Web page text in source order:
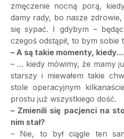
zmęczenie nocną porą,
damy rady, bo nasze
się sypać. I gdybym –
czegoś odstąpił, to bym sobie
– A są takie momenty, kiedy…
– … kiedy mówimy, że mamy
starszy i miewałem takie
stole operacyjnym
prostu już wszystkiego dość.
– Zmienili się pacjenci na
nim stał?
– Nie, to był ciągle ten